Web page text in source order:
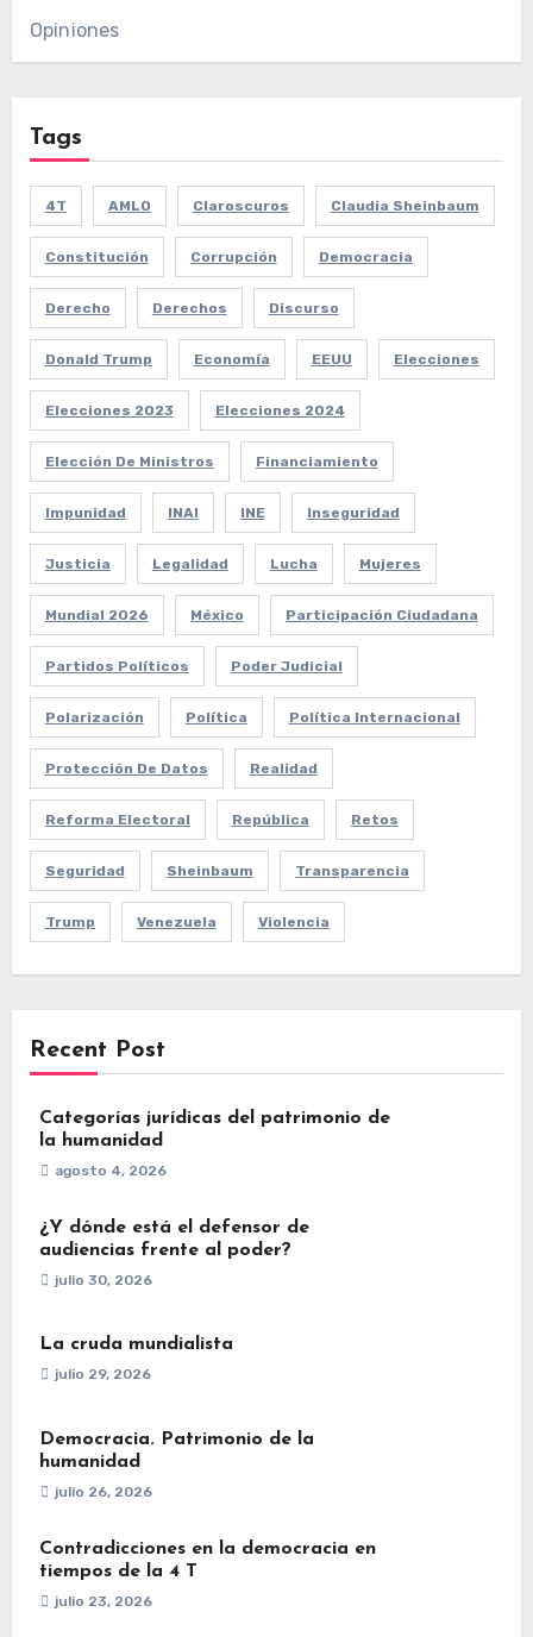
Opiniones
Tags
4T AMLO Claroscuros Claudia Sheinbaum
Constitución Corrupción Democracia
Derecho Derechos Discurso
Donald Trump Economía EEUU Elecciones
Elecciones 2023 Elecciones 2024
Elección De Ministros Financiamiento
Impunidad INAI INE Inseguridad
Justicia Legalidad Lucha Mujeres
Mundial 2026 México Participación Ciudadana
Partidos Políticos Poder Judicial
Polarización Política Política Internacional
Protección De Datos Realidad
Reforma Electoral República Retos
Seguridad Sheinbaum Transparencia
Trump Venezuela Violencia
Recent Post
Categorías jurídicas del patrimonio de
la humanidad
agosto 4, 2026
¿Y dónde está el defensor de
audiencias frente al poder?
julio 30, 2026
La cruda mundialista
julio 29, 2026
Democracia. Patrimonio de la
humanidad
julio 26, 2026
Contradicciones en la democracia en
tiempos de la 4 T
julio 23, 2026